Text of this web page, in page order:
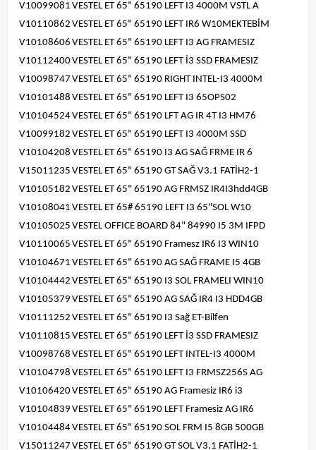
V10099081 VESTEL ET 65" 65190 LEFT I3 4000M VSTL A
V10110862 VESTEL ET 65" 65190 LEFT IR6 W10MEKTEBİM
V10108606 VESTEL ET 65" 65190 LEFT I3 AG FRAMESIZ
V10112400VESTEL ET 65" 65190 LEFT İ3 SSD FRAMESIZ
V10098747 VESTEL ET 65" 65190 RIGHT INTEL-I3 4000M
V10101488 VESTEL ET 65" 65190 LEFT I3 65OPS02
V10104524VESTEL ET 65" 65190 LFT AG IR 4T I3 HM76
V10099182 VESTEL ET 65" 65190 LEFT I3 4000M SSD
V10104208 VESTEL ET 65" 65190 I3 AG SAĞ FRME IR 6
V15011235 VESTEL ET 65" 65190 GT SAĞ V3.1 FATİH2-1
V10105182 VESTEL ET 65" 65190 AG FRMSZ IR4I3hdd4GB
V10108041 VESTEL ET 65# 65190 LEFT I3 65"SOL W10
V10105025 VESTEL OFFICE BOARD 84" 84990 I5 3M IFPD
V10110065 VESTEL ET 65" 65190 Framesz IR6 I3 WIN10
V10104671 VESTEL ET 65" 65190 AG SAĞ FRAME I5 4GB
V10104442 VESTEL ET 65" 65190 I3 SOL FRAMELI WIN10
V10105379 VESTEL ET 65" 65190 AG SAĞ IR4 I3 HDD4GB
V10111252 VESTEL ET 65" 65190 I3 Sağ ET-Bilfen
V10110815 VESTEL ET 65" 65190 LEFT İ3 SSD FRAMESIZ
V10098768 VESTEL ET 65" 65190 LEFT INTEL-I3 4000M
V10104798 VESTEL ET 65" 65190 LEFT I3 FRMSZ256S AG
V10106420VESTEL ET 65" 65190 AG Framesiz IR6 i3
V10104839 VESTEL ET 65" 65190 LEFT Framesiz AG IR6
V10104484VESTEL ET 65" 65190 SOL FRM I5 8GB 500GB
V15011247 VESTEL ET 65" 65190 GT SOL V3.1 FATİH2-1